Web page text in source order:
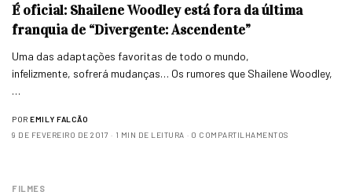
É oficial: Shailene Woodley está fora da última
franquia de “Divergente: Ascendente”
Uma das adaptações favoritas de todo o mundo,
infelizmente, sofrerá mudanças… Os rumores que Shailene Woodley,
…
POR EMILY FALCÃO
9 DE FEVEREIRO DE 2017
1 MIN DE LEITURA 0 COMPARTILHAMENTOS
FILMES